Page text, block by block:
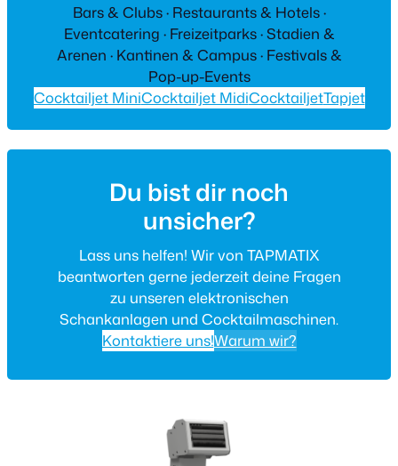
Bars & Clubs · Restaurants & Hotels ·
Eventcatering · Freizeitparks · Stadien &
Arenen · Kantinen & Campus · Festivals &
Pop-up-Events
Cocktailjet MiniCocktailjet MidiCocktailjetTapjet
Du bist dir noch
unsicher?
Lass uns helfen! Wir von TAPMATIX
beantworten gerne jederzeit deine Fragen
zu unseren elektronischen
Schankanlagen und Cocktailmaschinen.
Kontaktiere uns!Warum wir?